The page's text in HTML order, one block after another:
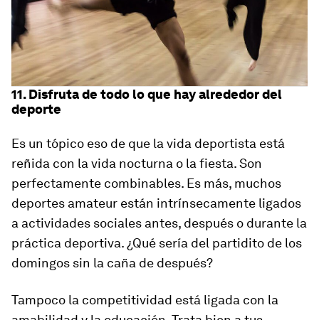
11. Disfruta de todo lo que hay alrededor del
deporte
Es un tópico eso de que la vida deportista está
reñida con la vida nocturna o la fiesta. Son
perfectamente combinables. Es más, muchos
deportes amateur están intrínsecamente ligados
a actividades sociales antes, después o durante la
práctica deportiva. ¿Qué sería del partidito de los
domingos sin la caña de después?
Tampoco la competitividad está ligada con la